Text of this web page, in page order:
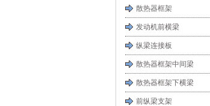
散热器框架
发动机前横梁
纵梁连接板
散热器框架中间梁
散热器框架下横梁
前纵梁支架